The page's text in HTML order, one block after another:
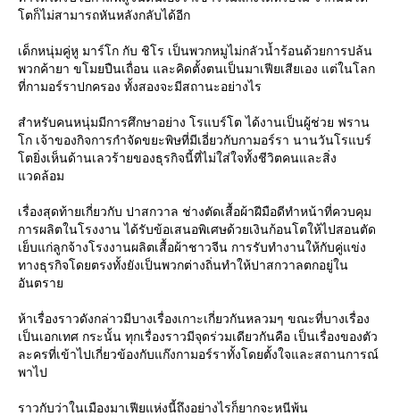
ตก็ไม่สามารถหันหลังกลับได้อีก
เด็กหนุ่มคู่หู มาร์โก กับ ชิโร เป็นพวกหมูไม่กลัวน้ำร้อนด้วยการปล้น
พวกค้ายา ขโมยปืนเถื่อน และคิดตั้งตนเป็นมาเฟียเสียเอง แต่ในโลก
ที่กามอร์ราปกครอง ทั้งสองจะมีสถานะอย่างไร
สำหรับคนหนุ่มมีการศึกษาอย่าง โรแบร์โต ได้งานเป็นผู้ช่วย ฟราน
ก เจ้าของกิจการกำจัดขยะพิษที่มีเอี่ยวกับกามอร์รา นานวันโรแบร์
ตยิ่งเห็นด้านเลวร้ายของธุรกิจนี้ที่ไม่ใส่ใจทั้งชีวิตคนและสิ่ง
วดล้อม
เรื่องสุดท้ายเกี่ยวกับ ปาสกวาล ช่างตัดเสื้อผ้าฝีมือดีทำหน้าที่ควบคุม
การผลิตในโรงงาน ได้รับข้อเสนอพิเศษด้วยเงินก้อนโตให้ไปสอนตัด
เย็บแก่ลูกจ้างโรงงานผลิตเสื้อผ้าชาวจีน การรับทำงานให้กับคู่แข่ง
ทางธุรกิจโดยตรงทั้งยังเป็นพวกต่างถิ่นทำให้ปาสกวาลตกอยู่ใน
อันตรา
ห้าเรื่องราวดังกล่าวมีบางเรื่องเกาะเกี่ยวกันหลวมๆ ขณะที่บางเรื่อง
เป็นเอกเทศ กระนั้น ทุกเรื่องราวมีจุดร่วมเดียวกันคือ เป็นเรื่องของตัว
ละครที่เข้าไปเกี่ยวข้องกับแก๊งกามอร์ราทั้งโดยตั้งใจและสถานการณ์
พาไป
ราวกับว่าในเมืองมาเฟียแห่งนี้ถึงอย่างไรก็ยากจะหนีพ้น